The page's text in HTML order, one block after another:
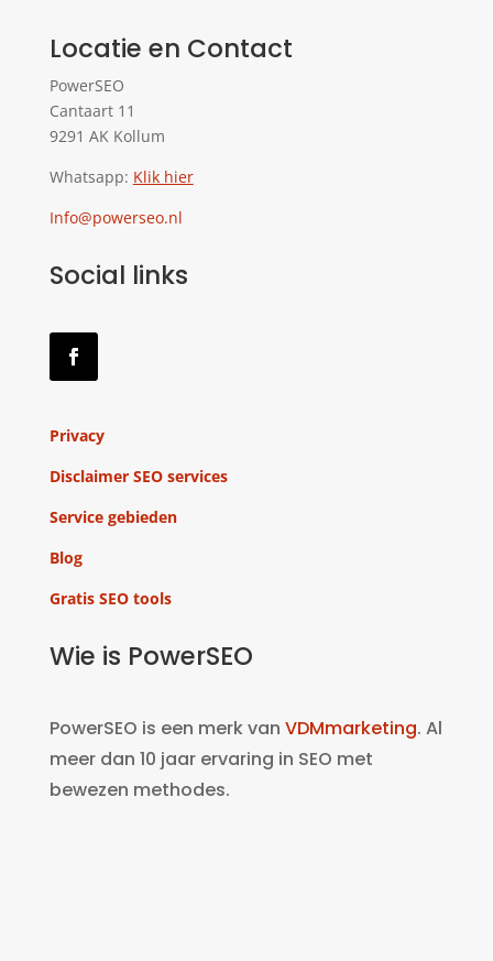
Locatie en Contact
PowerSEO
Cantaart 11
9291 AK Kollum
Whatsapp: Klik hier
Info@powerseo.nl
Social links
Privacy
Disclaimer SEO services
Service gebieden
Blog
Gratis SEO tools
Wie is PowerSEO
PowerSEO is een merk van VDMmarketing. Al
meer dan 10 jaar ervaring in SEO met
bewezen methodes.